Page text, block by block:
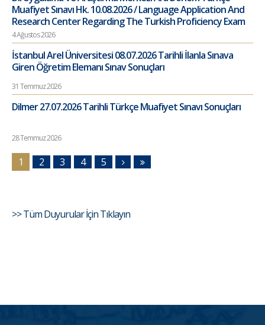
Muafiyet Sınavı Hk. 10.08.2026 / Language Application And
Research Center Regarding The Turkish Proficiency Exam
4 Ağustos 2026
İstanbul Arel Üniversitesi 08.07.2026 Tarihli İlanla Sınava
Giren Öğretim Elemanı Sınav Sonuçları
31 Temmuz 2026
Dilmer 27.07.2026 Tarihli Türkçe Muafiyet Sınavı Sonuçları
28 Temmuz 2026
1 2 3 4 5
>> Tüm Duyurular İçin Tıklayın